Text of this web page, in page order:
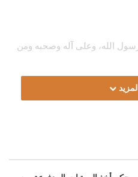
رسول الله، وعلى آله وصحبه ومن
فيها بالسكنى والارتفاق